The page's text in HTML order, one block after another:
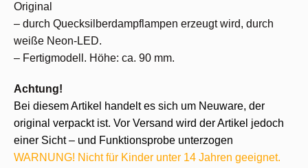
Original
– durch Quecksilberdampflampen erzeugt wird, durch
weiße Neon-LED.
– Fertigmodell. Höhe: ca. 90 mm.
Achtung!
Bei diesem Artikel handelt es sich um Neuware, der
original verpackt ist. Vor Versand wird der Artikel jedoch
einer Sicht – und Funktionsprobe unterzogen
WARNUNG! Nicht für Kinder unter 14 Jahren geeignet.